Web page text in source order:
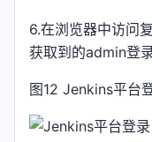
6.在浏览器中访问
获取到的admin登
图12 Jenkins平台